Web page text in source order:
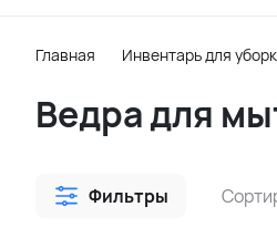
Главная Инвентарь для
Ведра для
Фильтры